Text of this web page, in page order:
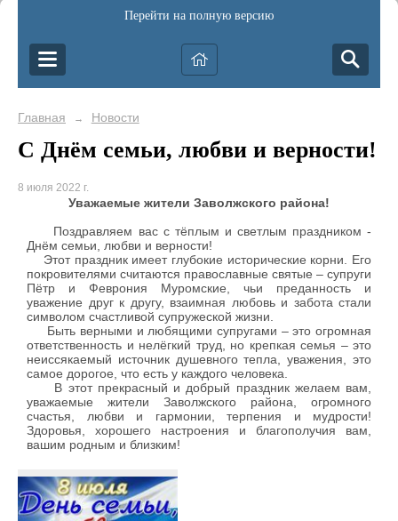
Перейти на полную версию
Главная → Новости
С Днём семьи, любви и верности!
8 июля 2022 г.
Уважаемые жители Заволжского района!
Поздравляем вас с тёплым и светлым праздником -
Днём семьи, любви и верности!
Этот праздник имеет глубокие исторические корни. Его
покровителями считаются православные святые – супруги
Пётр и Феврония Муромские, чьи преданность и
уважение друг к другу, взаимная любовь и забота стали
символом счастливой супружеской жизни.
Быть верными и любящими супругами – это огромная
ответственность и нелёгкий труд, но крепкая семья – это
неиссякаемый источник душевного тепла, уважения, это
самое дорогое, что есть у каждого человека.
В этот прекрасный и добрый праздник желаем вам,
уважаемые жители Заволжского района, огромного
счастья, любви и гармонии, терпения и мудрости!
Здоровья, хорошего настроения и благополучия вам,
вашим родным и близким!